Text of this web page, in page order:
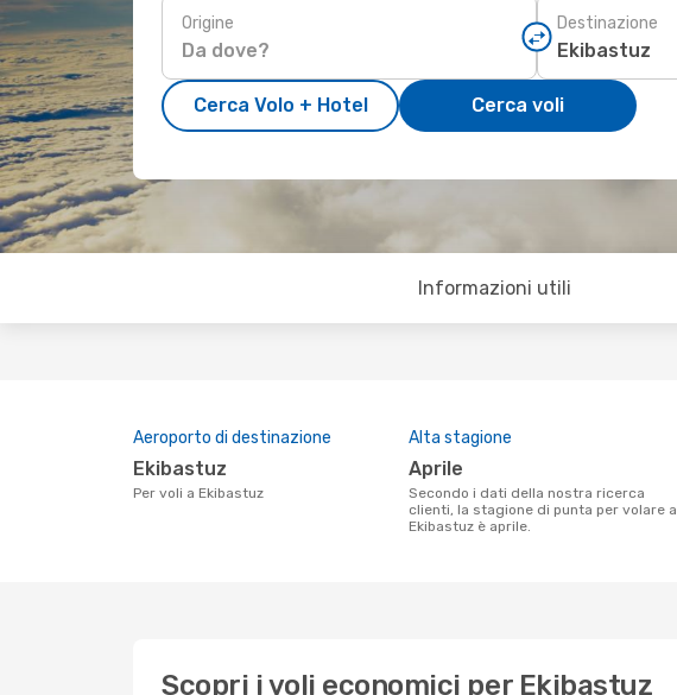
Origine Destinazione
Cerca Volo + Hotel Cerca voli
Informazioni utili
Aeroporto di destinazione
Ekibastuz
Per voli a Ekibastuz
Alta stagione
aprile
Secondo i dati della nostra ricerca
clienti, la stagione di punta per volare a
Ekibastuz è aprile.
Scopri i voli economici per Ekibastuz